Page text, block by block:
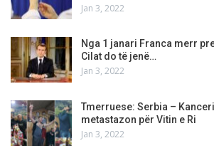
Jan 3, 2022
Nga 1 janari Franca merr
Cilat do të jenë…
Jan 3, 2022
Tmerruese: Serbia –
metastazon për Vitin e Ri
Jan 3, 2022